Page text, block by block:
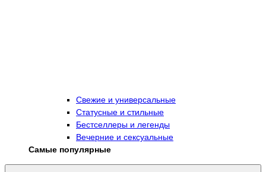
Свежие и универсальные
Статусные и стильные
Бестселлеры и легенды
Вечерние и сексуальные
Самые популярные